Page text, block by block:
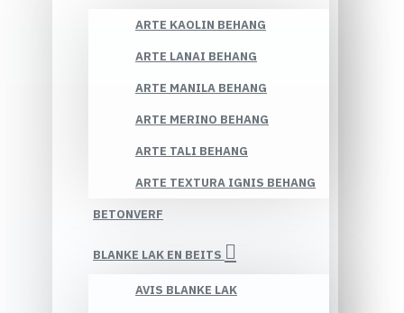
ARTE KAOLIN BEHANG
ARTE LANAI BEHANG
ARTE MANILA BEHANG
ARTE MERINO BEHANG
ARTE TALI BEHANG
ARTE TEXTURA IGNIS BEHANG
BETONVERF
BLANKE LAK EN BEITS
AVIS BLANKE LAK